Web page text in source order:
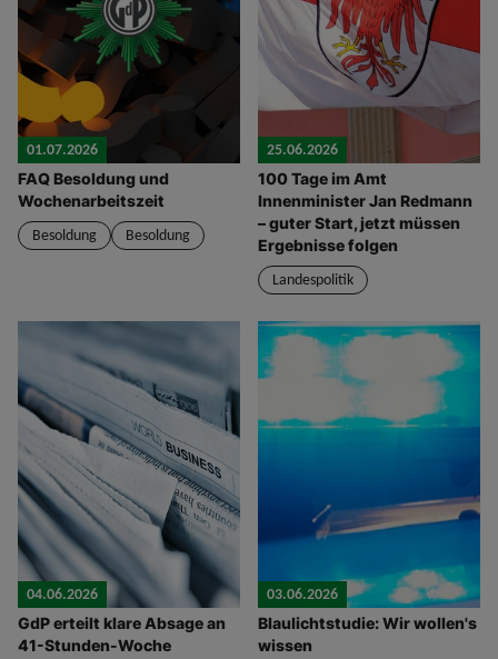
01.07.2026
FAQ Besoldung und
Wochenarbeitszeit
Besoldung
Besoldung
25.06.2026
100 Tage im Amt
Innenminister Jan Redmann
– guter Start, jetzt müssen
Ergebnisse folgen
Landespolitik
04.06.2026
GdP erteilt klare Absage an
41-Stunden-Woche
03.06.2026
Blaulichtstudie: Wir wollen's
wissen